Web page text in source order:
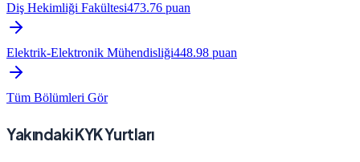
Diş Hekimliği Fakültesi473.76 puan
Elektrik-Elektronik Mühendisliği448.98 puan
Tüm Bölümleri Gör
Yakındaki KYK Yurtları